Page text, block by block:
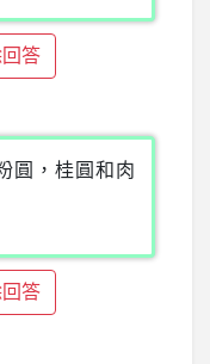
答
圓，桂圓和肉
答